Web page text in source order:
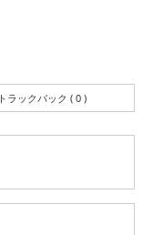
トラックバック ( 0 )